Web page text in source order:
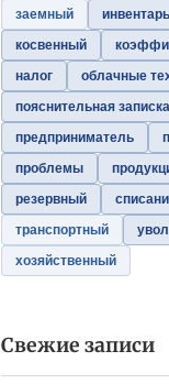
заемный
инвентарь
косвенный
налог
облачные
пояснительная записка
предприниматель
проблемы
резервный
транспортный
хозяйственный
Свежие записи